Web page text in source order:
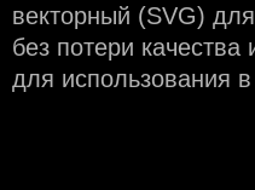
векторный (SVG)
без потери
для использования